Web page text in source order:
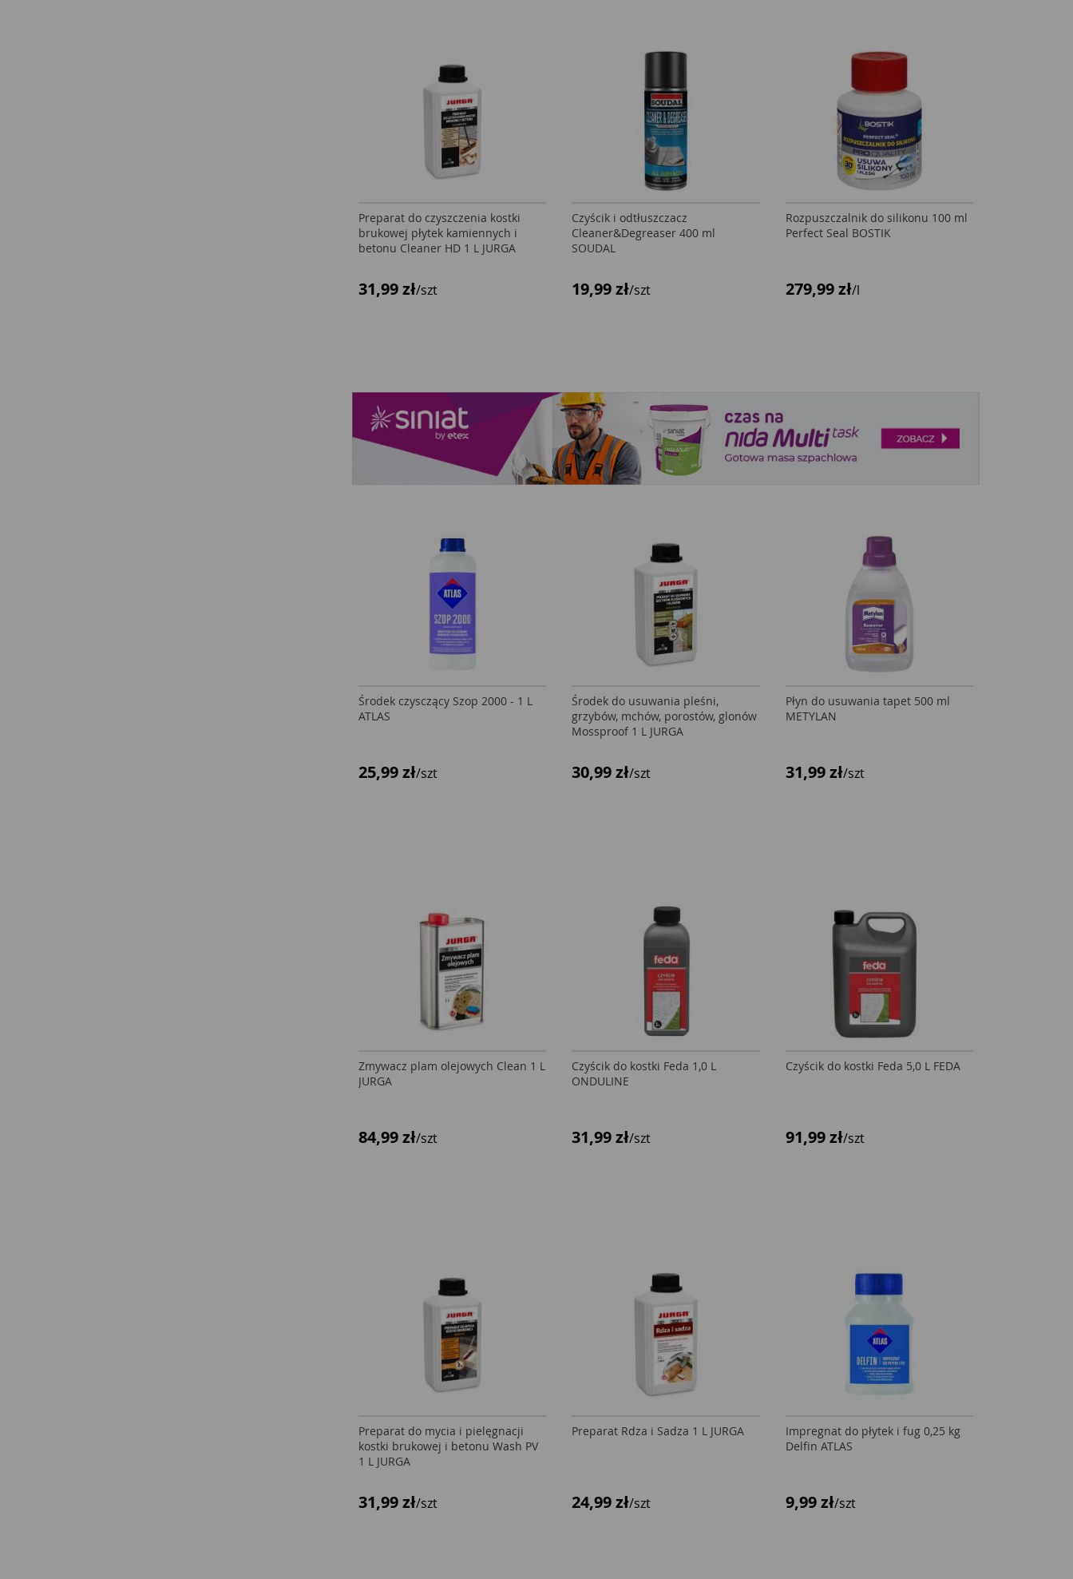
Preparat do czyszczenia kostki
brukowej płytek kamiennych i
betonu Cleaner HD 1 L JURGA
31,99 zł/szt
Czyścik i odtłuszczacz
Cleaner&Degreaser 400 ml
SOUDAL
19,99 zł/szt
Rozpuszczalnik do silikonu 100 ml
Perfect Seal BOSTIK
279,99 zł/l
Środek czysczący Szop 2000 - 1 L
ATLAS
25,99 zł/szt
Środek do usuwania pleśni,
grzybów, mchów, porostów, glonów
Mossproof 1 L JURGA
30,99 zł/szt
Płyn do usuwania tapet 500 ml
METYLAN
31,99 zł/szt
Zmywacz plam olejowych Clean 1 L
JURGA
84,99 zł/szt
Czyścik do kostki Feda 1,0 L
ONDULINE
31,99 zł/szt
Czyścik do kostki Feda 5,0 L FEDA
91,99 zł/szt
Preparat do mycia i pielęgnacji
kostki brukowej i betonu Wash PV
1 L JURGA
31,99 zł/szt
Preparat Rdza i Sadza 1 L JURGA
24,99 zł/szt
Impregnat do płytek i fug 0,25 kg
Delfin ATLAS
9,99 zł/szt